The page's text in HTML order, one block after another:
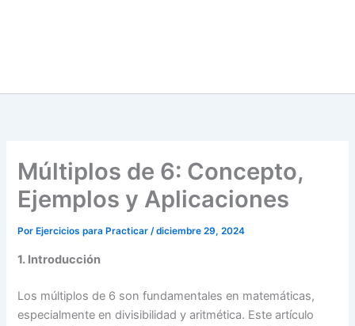
Múltiplos de 6: Concepto,
Ejemplos y Aplicaciones
Por Ejercicios para Practicar/diciembre 29, 2024
1. Introducción
Los múltiplos de 6 son fundamentales en matemáticas,
especialmente en divisibilidad y aritmética. Este artículo